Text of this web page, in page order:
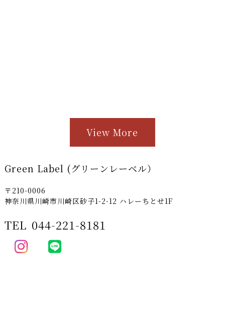
View More
Green Label (グリーンレーベル）
〒210-0006
神奈川県川崎市川崎区砂子1-2-12 ハレーちとせ1F
TEL 044-221-8181